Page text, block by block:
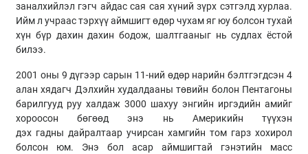
заналхийлэл гэгч айдас сая сая хүний зүрх сэтгэлд хурлаа.
Ийм л учраас тэрхүү аймшигт өдөр чухам яг юу болсон тухай
хүн бүр дахин дахин бодож, шалтгааныг нь судлах ёстой
билээ.
2001 оны 9 дүгээр сарын 11-ний өдөр нарийнбэлтгэгдсэн 4
алан хядагч Дэлхийн худалдааны төвийн болон Пентагоны
барилгууд руу халдаж 3000 шахуу энгийн иргэдийн амийг
хороосон бөгөөд энэ нь Америкийн түүхэн
дэх гадны дайралтаар учирсан хамгийн том гарз хохирол
болсон юм. Энэ бол асар аймшигтай гэнэтийн масс